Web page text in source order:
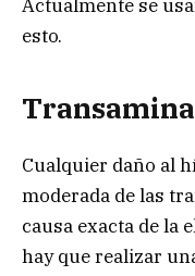
Actualmente se
esto.
Cualquier daño al
moderada de las
causa exacta de la
hay que realizar